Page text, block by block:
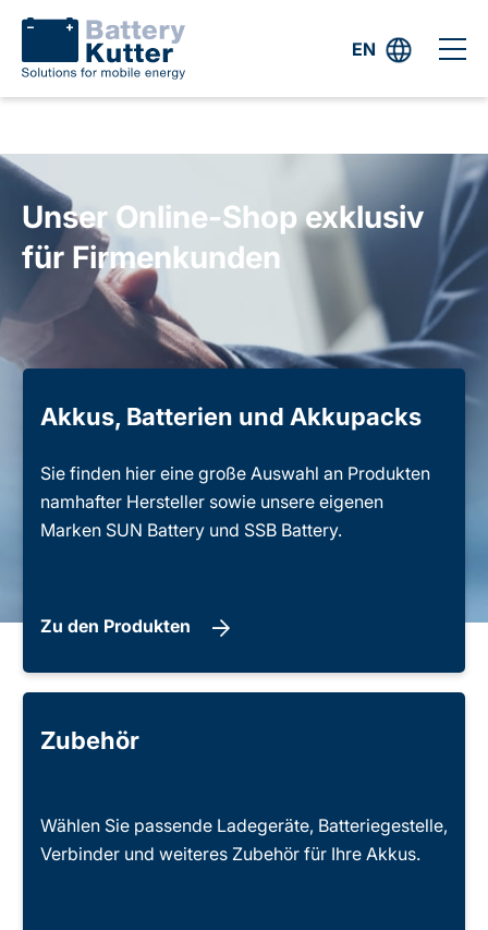
EN
Unser Online-Shop exklusiv
für Firmenkunden
Akkus, Batterien und Akkupacks
Sie finden hier eine große Auswahl an Produkten
namhafter Hersteller sowie unsere eigenen
Marken SUN Battery und SSB Battery.
Zu den Produkten
Zubehör
Wählen Sie passende Ladegeräte, Batteriegestelle,
Verbinder und weiteres Zubehör für Ihre Akkus.